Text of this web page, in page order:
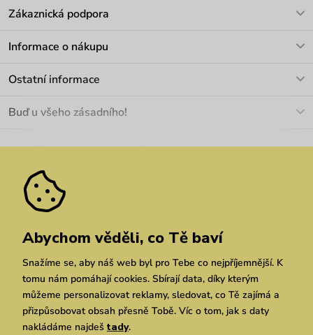
Zákaznická podpora
Informace o nákupu
Materiály a údržba
Pozáruční opravy
Ostatní informace
Velkoobchod
We Care
Dárkové poukazy
Vuchlook
Prodejny
Praha Brno Chrudim
Buď u všeho zásadního!
Zásady ochrany osobních údajů
Abychom věděli, co Tě baví
Snažíme se, aby náš web byl pro Tebe co nejpříjemnější. K
tomu nám pomáhají cookies. Sbírají data, díky kterým
můžeme personalizovat reklamy, sledovat, co Tě zajímá a
přizpůsobovat obsah přesně Tobě. Víc o tom, jak s daty
nakládáme najdeš tady.